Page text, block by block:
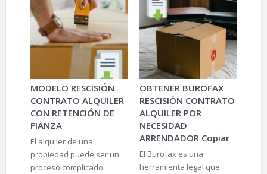
MODELO RESCISIÓN
CONTRATO ALQUILER
CON RETENCIÓN DE
FIANZA
El alquiler de una
propiedad puede ser un
proceso complicado
OBTENER BUROFAX
RESCISIÓN CONTRATO
ALQUILER POR
NECESIDAD
ARRENDADOR Copiar
El Burofax es una
herramienta legal que